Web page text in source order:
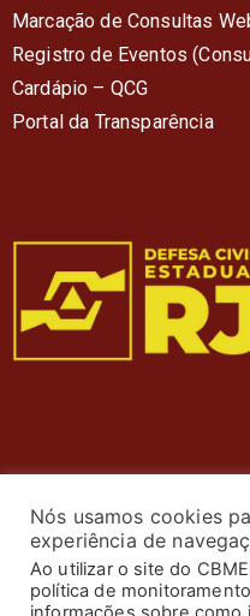
Marcação de Consultas
Registro de Eventos
Cardápio – QCG
Portal da Transparência
Nós usamos cookies
experiência de
Ao utilizar o site do
política de